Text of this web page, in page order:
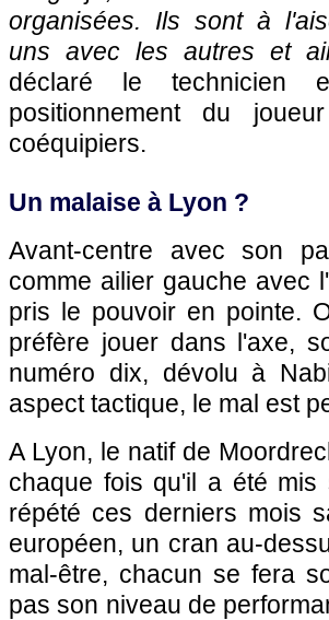
organisées. Ils sont à
uns avec les autres et
déclaré le technicien
positionnement du
coéquipiers.
Un malaise à Lyon ?
Avant-centre avec son
comme ailier gauche avec
pris le pouvoir en pointe.
préfère jouer dans l'axe,
numéro dix, dévolu à
aspect tactique, le mal est
A Lyon, le natif de
chaque fois qu'il a été
répété ces derniers mois
européen, un cran au-
mal-être, chacun se fera
pas son niveau de